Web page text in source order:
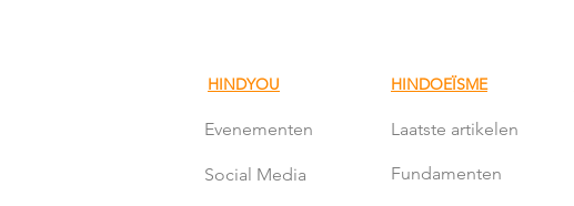
HINDYOU
Evenementen
Social Media
HINDOEÏSME
Laatste artikelen
Fundamenten